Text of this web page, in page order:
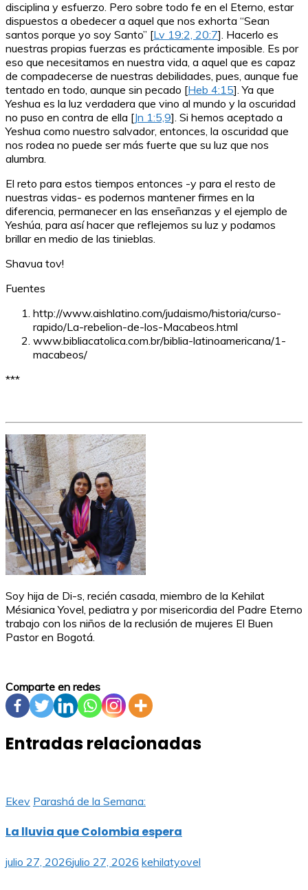
disciplina y esfuerzo. Pero sobre todo fe en el Eterno, estar
dispuestos a obedecer a aquel que nos exhorta “Sean
santos porque yo soy Santo” [Lv 19:2, 20:7]. Hacerlo es
nuestras propias fuerzas es prácticamente imposible. Es por
eso que necesitamos en nuestra vida, a aquel que es capaz
de compadecerse de nuestras debilidades, pues, aunque fue
tentado en todo, aunque sin pecado [Heb 4:15]. Ya que
Yeshua es la luz verdadera que vino al mundo y la oscuridad
no puso en contra de ella [Jn 1:5,9]. Si hemos aceptado a
Yeshua como nuestro salvador, entonces, la oscuridad que
nos rodea no puede ser más fuerte que su luz que nos
alumbra.
El reto para estos tiempos entonces -y para el resto de
nuestras vidas- es podernos mantener firmes en la
diferencia, permanecer en las enseñanzas y el ejemplo de
Yeshúa, para así hacer que reflejemos su luz y podamos
brillar en medio de las tinieblas.
Shavua tov!
Fuentes
http://www.aishlatino.com/judaismo/historia/curso-
rapido/La-rebelion-de-los-Macabeos.html
www.bibliacatolica.com.br/biblia-latinoamericana/1-
macabeos/
***
Soy hija de Di-s, recién casada, miembro de la Kehilat
Mésianica Yovel, pediatra y por misericordia del Padre Eterno
trabajo con los niños de la reclusión de mujeres El Buen
Pastor en Bogotá.
Comparte en redes
Entradas relacionadas
Ekev Parashá de la Semana:
La lluvia que Colombia espera
julio 27, 2026julio 27, 2026 kehilatyovel